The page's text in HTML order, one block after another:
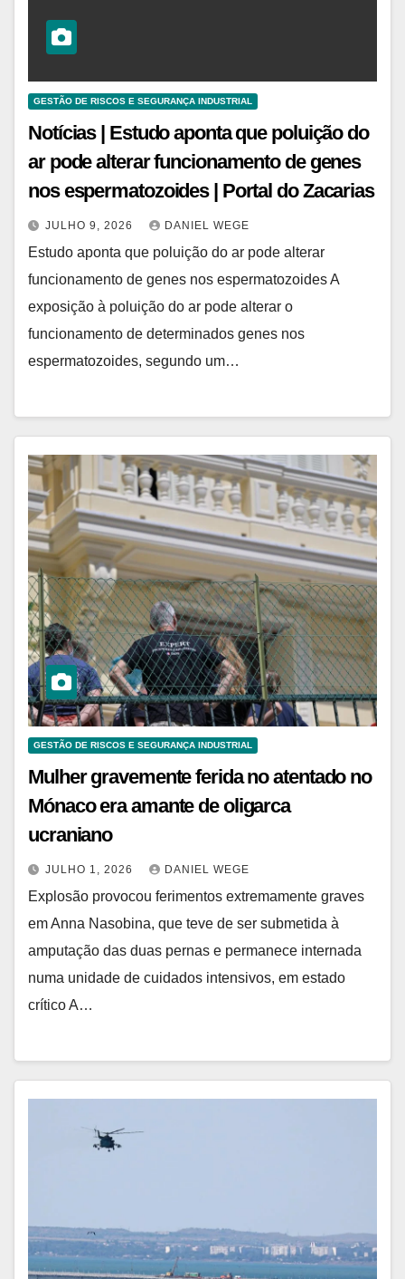
GESTÃO DE RISCOS E SEGURANÇA INDUSTRIAL
Notícias | Estudo aponta que poluição do
ar pode alterar funcionamento de genes
nos espermatozoides | Portal do Zacarias
JULHO 9, 2026 DANIEL WEGE
Estudo aponta que poluição do ar pode alterar
funcionamento de genes nos espermatozoides A
exposição à poluição do ar pode alterar o
funcionamento de determinados genes nos
espermatozoides, segundo um…
GESTÃO DE RISCOS E SEGURANÇA INDUSTRIAL
Mulher gravemente ferida no atentado no
Mónaco era amante de oligarca
ucraniano
JULHO 1, 2026 DANIEL WEGE
Explosão provocou ferimentos extremamente graves
em Anna Nasobina, que teve de ser submetida à
amputação das duas pernas e permanece internada
numa unidade de cuidados intensivos, em estado
crítico A…